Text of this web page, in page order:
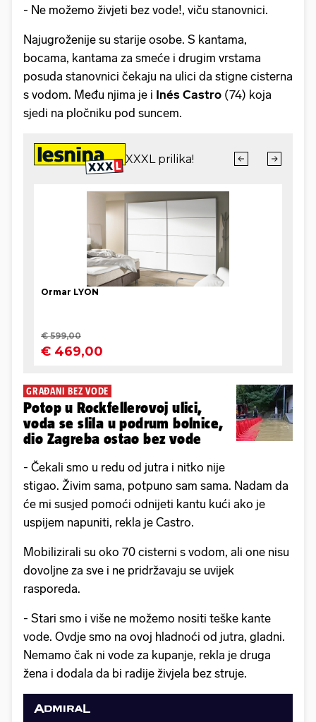
- Ne možemo živjeti bez vode!, viču stanovnici.
Najugroženije su starije osobe. S kantama,
bocama, kantama za smeće i drugim vrstama
posuda stanovnici čekaju na ulici da stigne cisterna
s vodom. Među njima je i Inés Castro (74) koja
sjedi na pločniku pod suncem.
GRAĐANI BEZ VODE
Potop u Rockfellerovoj ulici,
voda se slila u podrum bolnice,
dio Zagreba ostao bez vode
- Čekali smo u redu od jutra i nitko nije
stigao. Živim sama, potpuno sam sama. Nadam da
će mi susjed pomoći odnijeti kantu kući ako je
uspijem napuniti, rekla je Castro.
Mobilizirali su oko 70 cisterni s vodom, ali one nisu
dovoljne za sve i ne pridržavaju se uvijek
rasporeda.
- Stari smo i više ne možemo nositi teške kante
vode. Ovdje smo na ovoj hladnoći od jutra, gladni.
Nemamo čak ni vode za kupanje, rekla je druga
žena i dodala da bi radije živjela bez struje.